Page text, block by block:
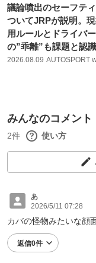
議論噴出のセーフテ
ついてJRPが説明。
用ルールとドライバ
の”乖離”も課題と認識
2026.08.09 AUTOSPORT
みんなのコメント
2件 使い方
あ
2026/5/11 07:28
カバの怪物みたいな顔面
返信0件